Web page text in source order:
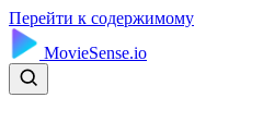
Перейти к содержимому
MovieSense.io